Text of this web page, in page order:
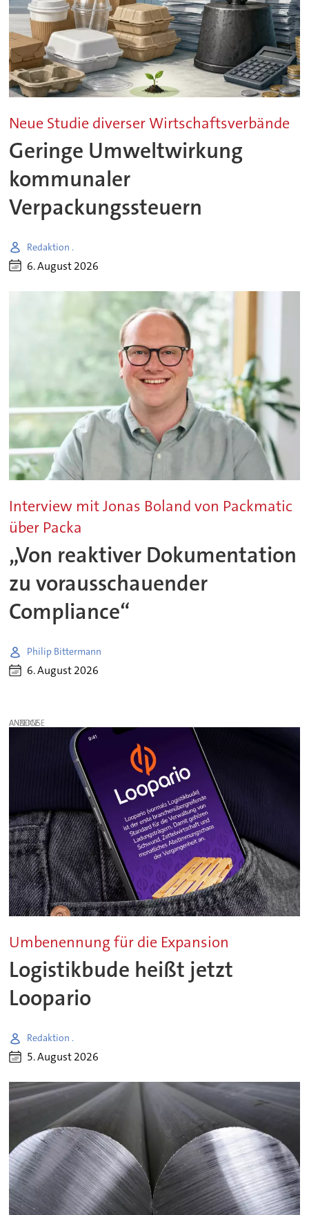
Neue Studie diverser Wirtschaftsverbände
Geringe Umweltwirkung
kommunaler
Verpackungssteuern
Redaktion .
6. August 2026
Interview mit Jonas Boland von Packmatic
über Packa
„Von reaktiver Dokumentation
zu vorausschauender
Compliance“
Philip Bittermann
6. August 2026
ANZEIGE
Umbenennung für die Expansion
Logistikbude heißt jetzt
Loopario
Redaktion .
5. August 2026